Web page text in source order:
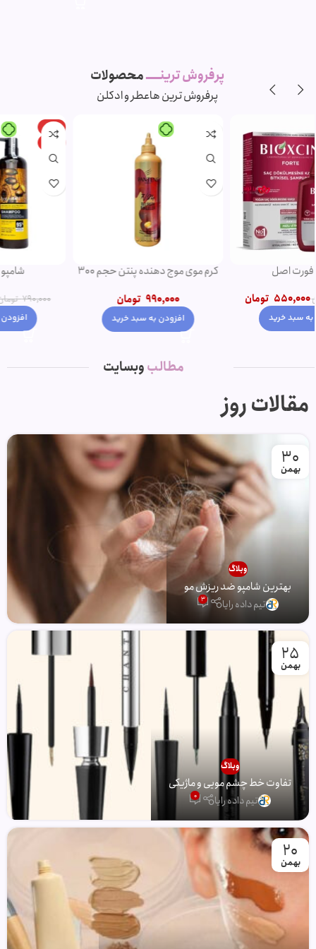
پرفروش ترینـــــمحصولات
پرفروش ترین هاعطر و ادکلن
ویژه
شامپو روغن آرگان
790,000 تومان تومان
افزودن به سبد خرید
ویژه
ریمل صورتی اروجینال
950,000 تومان تومان
افزودن به سبد خرید
مطالبوبسایت
مقالات روز
30
بهمن
وبلاگ
بهترین شامپو ضد ریزش مو
تیم داده رایا 3
25
بهمن
وبلاگ
تفاوت خط چشم مویی و ماژیکی
تیم داده رایا 0
20
بهمن